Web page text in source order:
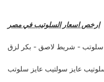
ارخص اسعار السلوتيب في مصر
- شريط لاصق - بكر لزق
عايز سولتيب عايز سلوتب